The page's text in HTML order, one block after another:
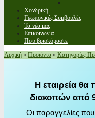
Χονδρική
Γεωπονικές Συμβουλές
Τα νέα μας
Επικοινωνία
Που βρισκόμαστε
Αρχική » Προϊόντα » Κατηγορίες
Η εταιρεία θα
διακοπών από
Οι παραγγελίες